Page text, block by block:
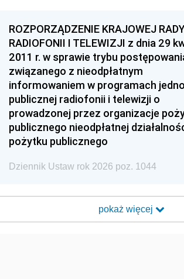
ROZPORZĄDZENIE KRAJOWEJ
RADIOFONII I TELEWIZJI z dnia 29
2011 r. w sprawie trybu
związanego z nieodpłatnym
informowaniem w programach
publicznej radiofonii i telewizji o
prowadzonej przez organizacje
publicznego nieodpłatnej
pożytku publicznego
Dziennik Ustaw rok 2026 poz. 1044
pokaż więcej